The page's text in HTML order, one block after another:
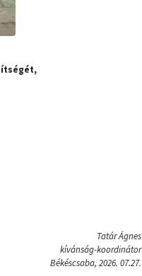
Tatár Ágnes
kívánság-koordinátor
Békéscsaba, 2026. 07.27.